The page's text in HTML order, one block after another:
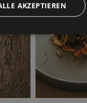
AKZEPTIEREN